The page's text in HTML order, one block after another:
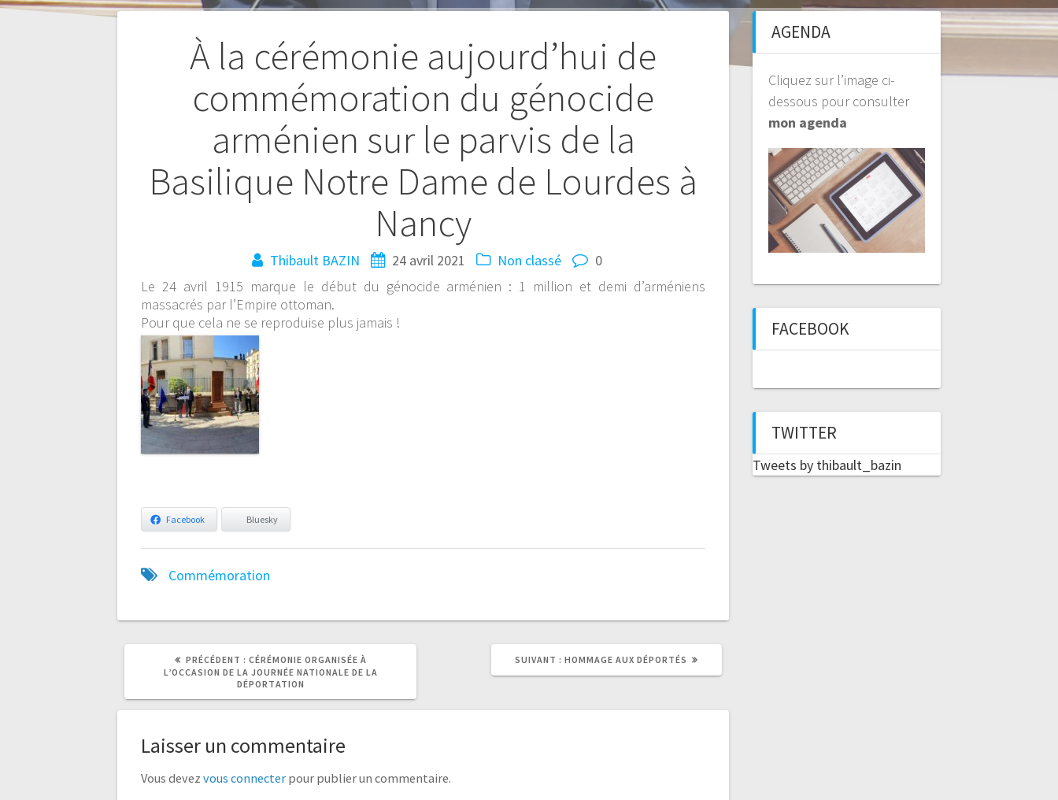
À la cérémonie aujourd’hui de
commémoration du génocide
arménien sur le parvis de la
Basilique Notre Dame de Lourdes à
Nancy
Thibault BAZIN 24 avril 2021 Non classé
0
Le 24 avril 1915 marque le début du génocide arménien : 1 million et demi d’arméniens
massacrés par l’Empire ottoman.
Pour que cela ne se reproduise plus jamais !
Facebook Bluesky
Commémoration
PRÉCÉDENT :
ARTICLE
CÉRÉMONIE ORGANISÉE À
L’OCCASION DE LA JOURNÉE NATIONALE DE LA
DÉPORTATION
SUIVANT :
ARTICLE
HOMMAGE AUX DÉPORTÉS
Laisser un commentaire
Vous devezvous connecter pour publier un commentaire.
AGENDA
Cliquez sur l’image ci-
dessous pour consulter
mon agenda
FACEBOOK
TWITTER
Tweets by thibault_bazin